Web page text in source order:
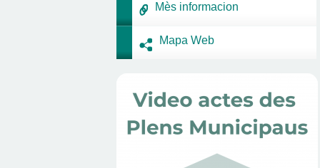
Mès informacion
Mapa Web